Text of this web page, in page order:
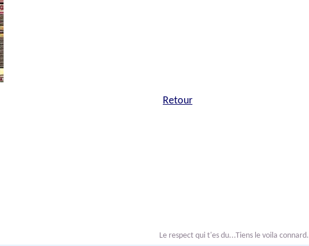
Retour
Le respect qui t'es du...Tiens le voila connard.